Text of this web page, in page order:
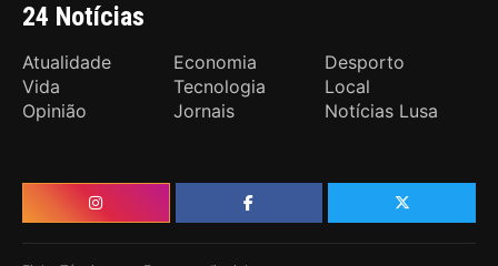
24 Notícias
Atualidade Economia
Desporto
Vida
Tecnologia
Local
Opinião
Jornais Notícias Lusa